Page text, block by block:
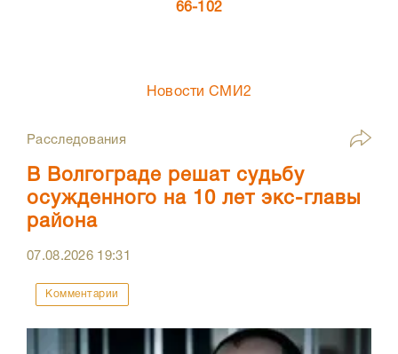
66-102
Новости СМИ2
Расследования
В Волгограде решат судьбу
осужденного на 10 лет экс-главы
района
07.08.2026 19:31
Комментарии